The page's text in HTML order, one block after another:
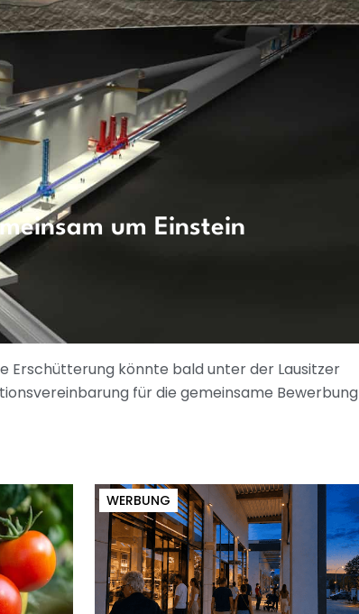
um Einstein
Erschütterung könnte bald unter der Lausitzer
für die gemeinsame Bewerbung
WERBUNG